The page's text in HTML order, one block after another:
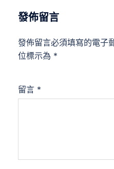
發佈留言
發佈留言必須填寫的電子
位標示為 *
留言 *